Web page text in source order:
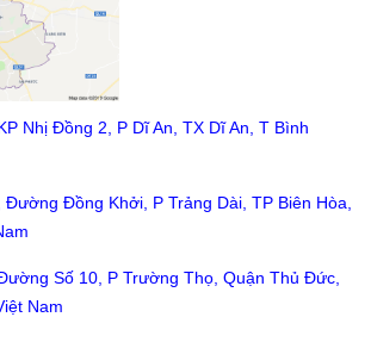
Nhị Đồng 2, P Dĩ An, TX Dĩ An, T Bình
Đường Đồng Khởi, P Trảng Dài, TP Biên Hòa,
Số 10, P Trường Thọ, Quận Thủ Đức,
Nam